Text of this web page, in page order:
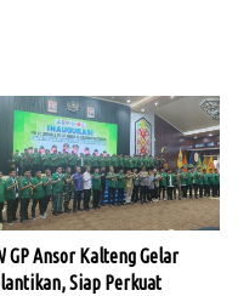
GP Ansor Kalteng Gelar
Siap Perkuat